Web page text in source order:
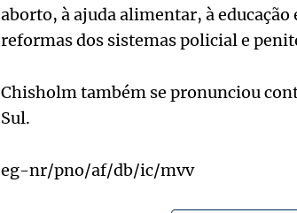
aborto, à ajuda alimentar, à
reformas dos sistemas policial e
Chisholm também se pronunciou
Sul.
eg-nr/pno/af/db/ic/mvv